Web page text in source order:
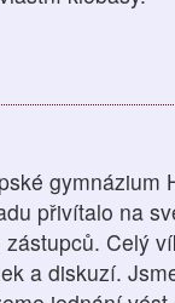
gymnázium
přivítalo na
zástupců. Celý
a diskuzí.